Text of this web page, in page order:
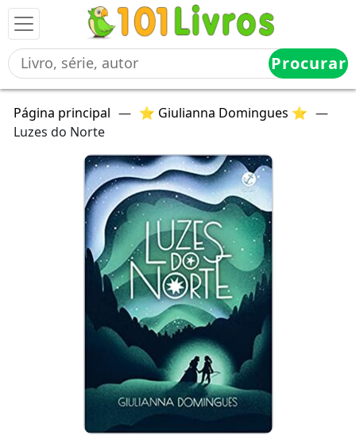
Procurar
Página principal — ⭐ Giulianna Domingues ⭐ —
Luzes do Norte